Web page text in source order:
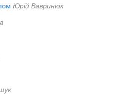
Юрій Вавринюк